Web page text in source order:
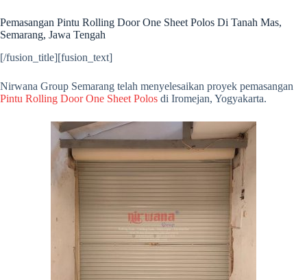
Pemasangan Pintu Rolling Door One Sheet Polos Di Tanah Mas,
Semarang, Jawa Tengah
[/fusion_title][fusion_text]
Nirwana Group Semarang telah menyelesaikan proyek pemasangan
Pintu Rolling Door One Sheet Polos di Iromejan, Yogyakarta.